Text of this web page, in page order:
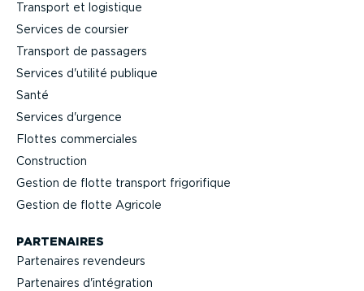
Transport et logistique
Services de coursier
Transport de passagers
Services d'utilité publique
Santé
Services d'urgence
Flottes commer­ciales
Construction
Gestion de flotte transport frigo­ri­fique
Gestion de flotte Agricole
PARTENAIRES
Partenaires revendeurs
Partenaires d'intégration